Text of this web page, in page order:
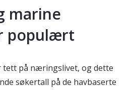
marine
populært
tett på næringslivet, og dette
søkertall på de havbaserte